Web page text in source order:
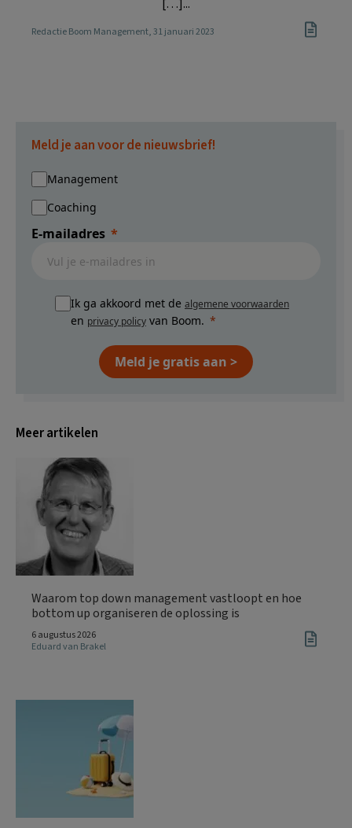
[…]...
Redactie Boom Management, 31 januari 2023
Meld je aan voor de nieuwsbrief!
Management
Coaching
E-mailadres
Ik ga akkoord met de algemene voorwaarden
en privacy policy van Boom.
Meld je gratis aan >
Meer artikelen
Waarom top down management vastloopt en hoe
bottom up organiseren de oplossing is
6 augustus 2026
Eduard van Brakel